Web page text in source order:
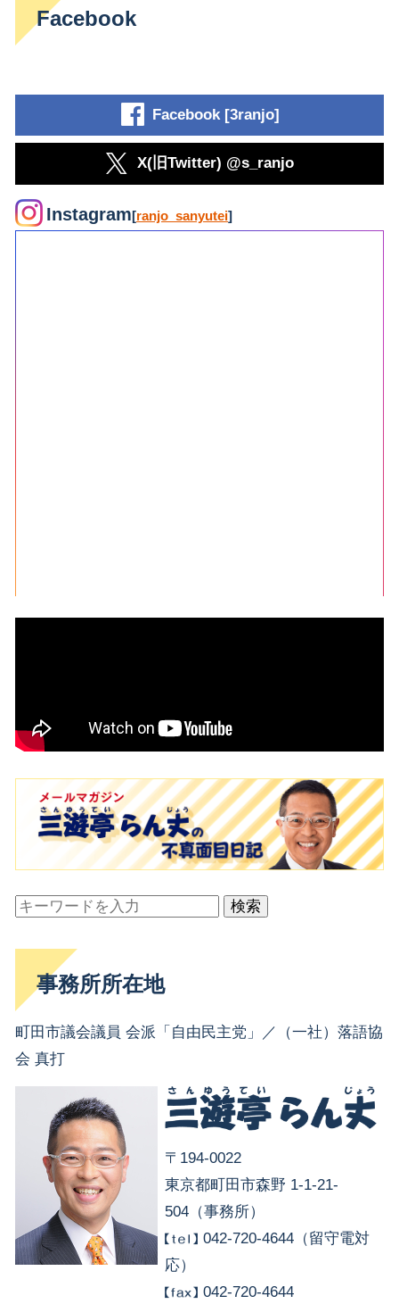
Facebook
Facebook [3ranjo]
X(旧Twitter) @s_ranjo
Instagram[ranjo_sanyutei]
検索
事務所所在地
町田市議会議員 会派「自由民主党」／（一社）落語協
会 真打
〒194-0022
東京都町田市森野 1-1-21-
504（事務所）
042-720-4644（留守電対
応）
042-720-4644